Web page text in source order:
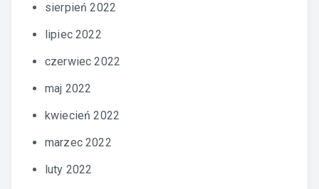
sierpień 2022
lipiec 2022
czerwiec 2022
maj 2022
kwiecień 2022
marzec 2022
luty 2022